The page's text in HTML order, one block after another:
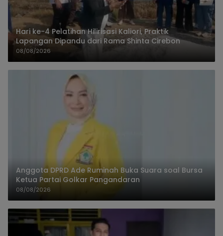
Hari ke-4 Pelatihan Hilirisasi Kaliori, Praktik
Lapangan Dipandu dari Rama Shinta Cirebon
08/08/2026
Anggota DPRD Ade Ruminah Buka Suara soal Bursa
Ketua Partai Golkar Pangandaran
08/08/2026